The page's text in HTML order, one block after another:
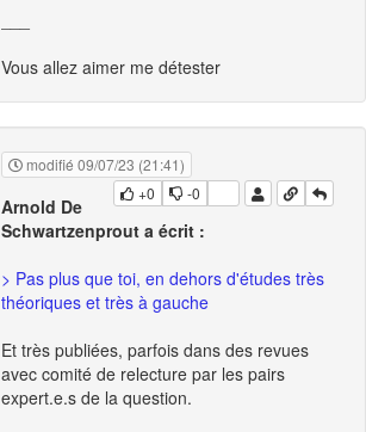
Vous allez aimer me détester
modifié 09/07/23 (21:41)
+0
-0
Arnold De
Schwartzenprout a écrit :
> Pas plus que toi, en dehors d'études très
théoriques et très à gauche
Et très publiées, parfois dans des revues
avec comité de relecture par les pairs
expert.e.s de la question.